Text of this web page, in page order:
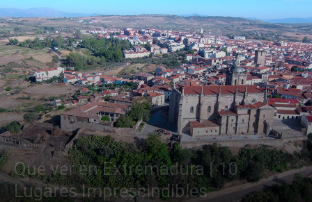
Destinos Europa
Qué ver en Extremadura | 10
Lugares Imprescindibles